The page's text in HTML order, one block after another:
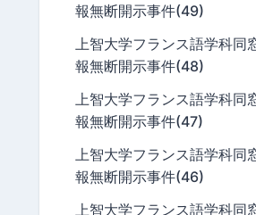
報無断開示事件(49)
上智大学フランス語学科同
報無断開示事件(48)
上智大学フランス語学科同
報無断開示事件(47)
上智大学フランス語学科同
報無断開示事件(46)
上智大学フランス語学科同